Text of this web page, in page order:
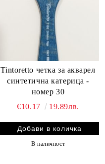
Tintoretto четка за акварел
синтетична катерица -
номер 30
€10.17
19.89лв.
В наличност